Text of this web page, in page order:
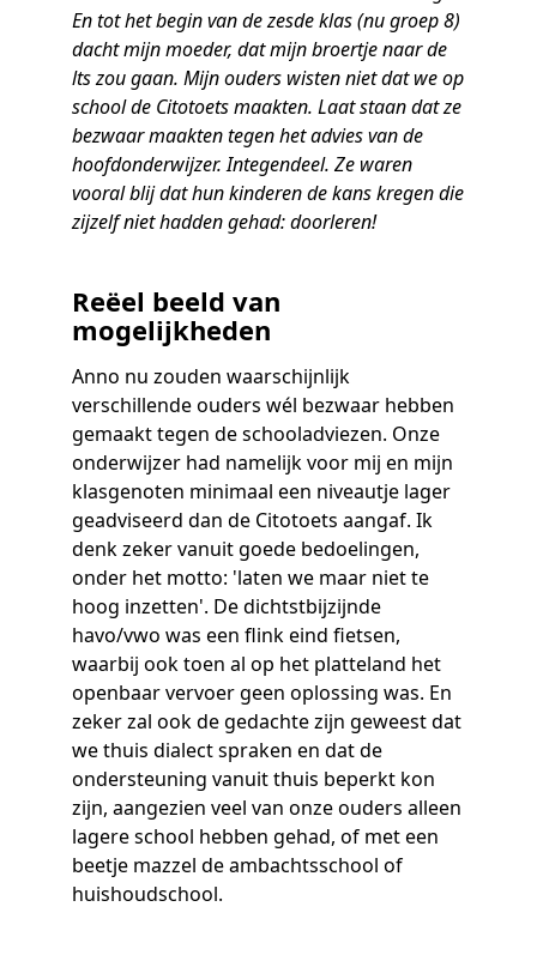
Snel naar
Bestellen
Jaarkalender
Samen bouwen voor het vo
Nieuwsbrief Kijk- en luistertoetsen
Snel naar
Ondersteuning
Reken- en taalontwikkeling
Op de hoogte blijven
Training Toetsdeskundige
Training Examencommissie
Aanmelden nieuwsbrief ho
Snel naar
Academische Woordenschattoets
Onze opdrachtgevers
Alfabetisering
Snel naar
Alfa-toetsen Volwassenenonderwijs
Alfa-toetsen ISK
Snel naar
Meer (beroeps)examens
Vakmanschap Warmtepomp
Vakmanschap Zonnestroom
NLQF kwalificatie
Zorg & welzijn
Nienke Elijzen
Kim Hendriks-Cornelissen
Peter van den Berg
Wouter Roelofs
Promotieonderzoek
Snel naar
Themadossier basisvaardigheden
Een toets beoordelen
De leeropbrengst van toetsen
Toetstechnische begrippenlijst
Werken bij
Docenten gezocht
Zzp-trainers gezocht
Collega's aan het woord
En tot het begin van de zesde klas (nu groep 8)
dacht mijn moeder, dat mijn broertje naar de
lts zou gaan. Mijn ouders wisten niet dat we op
school de Citotoets maakten. Laat staan dat ze
bezwaar maakten tegen het advies van de
hoofdonderwijzer. Integendeel. Ze waren
vooral blij dat hun kinderen de kans kregen die
zijzelf niet hadden gehad: doorleren!
Reëel beeld van
mogelijkheden
Anno nu zouden waarschijnlijk
verschillende ouders wél bezwaar hebben
gemaakt tegen de schooladviezen. Onze
onderwijzer had namelijk voor mij en mijn
klasgenoten minimaal een niveautje lager
geadviseerd dan de Citotoets aangaf. Ik
denk zeker vanuit goede bedoelingen,
onder het motto: 'laten we maar niet te
hoog inzetten'. De dichtstbijzijnde
havo/vwo was een flink eind fietsen,
waarbij ook toen al op het platteland het
openbaar vervoer geen oplossing was. En
zeker zal ook de gedachte zijn geweest dat
we thuis dialect spraken en dat de
ondersteuning vanuit thuis beperkt kon
zijn, aangezien veel van onze ouders alleen
lagere school hebben gehad, of met een
beetje mazzel de ambachtsschool of
huishoudschool.